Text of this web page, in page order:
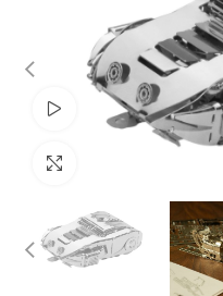
Watch video